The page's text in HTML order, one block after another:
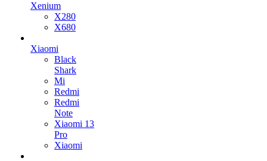
Xenium
X280
X680
Xiaomi
Black
Shark
Mi
Redmi
Redmi
Note
Xiaomi 13
Pro
Xiaomi